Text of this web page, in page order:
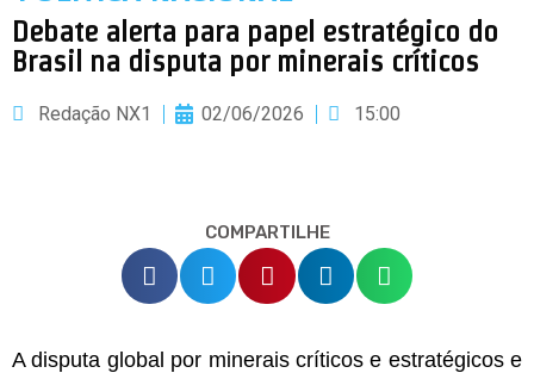
Debate alerta para papel estratégico do
Brasil na disputa por minerais críticos
Redação NX1 02/06/2026 15:00
COMPARTILHE
A disputa global por minerais críticos e estratégicos e